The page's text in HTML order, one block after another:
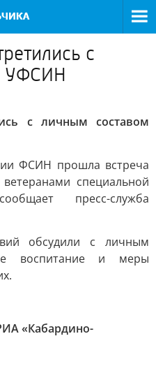
с
УФСИН
с личным составом
ФСИН прошла встреча
специальной
пресс-служба
обсудили с личным
воспитание и меры
«Кабардино-